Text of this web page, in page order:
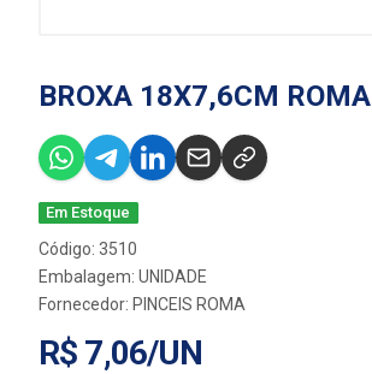
BROXA 18X7,6CM ROMA
Em Estoque
Código: 3510
Embalagem: UNIDADE
Fornecedor: PINCEIS ROMA
R$ 7,06/UN